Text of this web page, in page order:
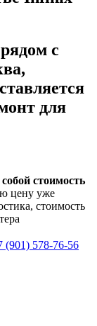
с
для
стоимость
цену уже
стоимость
(901) 578-76-56